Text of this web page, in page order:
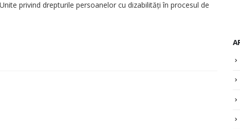
privind drepturile persoanelor cu dizabilități în procesul de